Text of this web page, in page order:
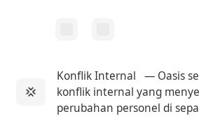
💢
Konflik Internal
— Oasis
konflik internal yang
perubahan personel di